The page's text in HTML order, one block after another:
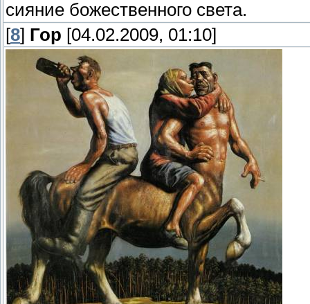
сияние божественного света.
[8] Гор [04.02.2009, 01:10]